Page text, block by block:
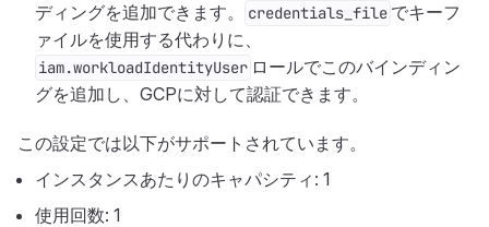
ディングを追加できます。
credentials_file でキーフ
ァイルを使用する代わりに、
iam.workloadIdentityUser ロールでこのバインディン
グを追加し、GCPに対して認証できます。
この設定では以下がサポートされています。
インスタンスあたりのキャパシティ: 1
使用回数: 1